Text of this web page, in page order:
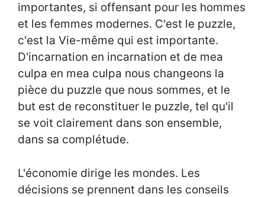
importantes, si offensant pour les hommes
et les femmes modernes. C'est le puzzle,
c'est la Vie-même qui est importante.
D'incarnation en incarnation et de mea
culpa en mea culpa nous changeons la
pièce du puzzle que nous sommes, et le
but est de reconstituer le puzzle, tel qu'il
se voit clairement dans son ensemble,
dans sa complétude.
L'économie dirige les mondes. Les
décisions se prennent dans les conseils